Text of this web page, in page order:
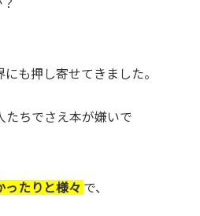
も押し寄せてきました。
たちでさえ本が嫌いで
ったりと様々 で、